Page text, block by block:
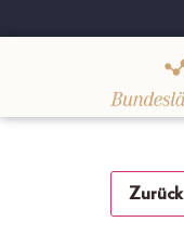
Zurück